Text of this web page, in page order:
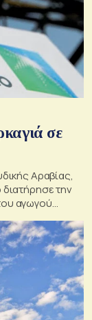
σε
Αραβίας,
την
αγωγού